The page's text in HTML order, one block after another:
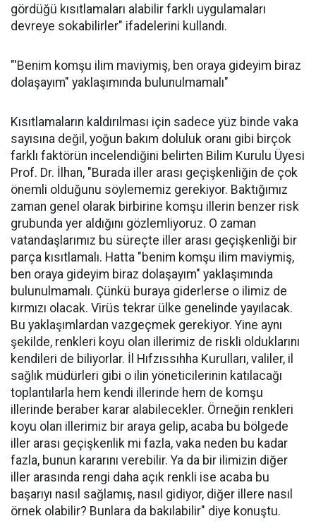
gördüğü kısıtlamaları alabilir farklı uygulamaları
devreye sokabilirler" ifadelerini kullandı.
"'Benim komşu ilim maviymiş, ben oraya gideyim biraz
dolaşayım" yaklaşımında bulunulmamalı"
Kısıtlamaların kaldırılması için sadece yüz binde vaka
sayısına değil, yoğun bakım doluluk oranı gibi birçok
farklı faktörün incelendiğini belirten Bilim Kurulu Üyesi
Prof. Dr. İlhan, "Burada iller arası geçişkenliğin de çok
önemli olduğunu söylememiz gerekiyor. Baktığımız
zaman genel olarak birbirine komşu illerin benzer risk
grubunda yer aldığını gözlemliyoruz. O zaman
vatandaşlarımız bu süreçte iller arası geçişkenliği bir
parça kısıtlamalı. Hatta "benim komşu ilim maviymiş,
ben oraya gideyim biraz dolaşayım" yaklaşımında
bulunulmamalı. Çünkü buraya giderlerse o ilimiz de
kırmızı olacak. Virüs tekrar ülke genelinde yayılacak.
Bu yaklaşımlardan vazgeçmek gerekiyor. Yine aynı
şekilde, renkleri koyu olan illerimiz de riskli olduklarını
kendileri de biliyorlar. İl Hıfzıssıhha Kurulları, valiler, il
sağlık müdürleri gibi o ilin yöneticilerinin katılacağı
toplantılarla hem kendi illerinde hem de komşu
illerinde beraber karar alabilecekler. Örneğin renkleri
koyu olan illerimiz bir araya gelip, acaba bu bölgede
iller arası geçişkenlik mi fazla, vaka neden bu kadar
fazla, bunun kararını verebilir. Ya da bir ilimizin diğer
iller arasında rengi daha açık renkli ise acaba bu
başarıyı nasıl sağlamış, nasıl gidiyor, diğer illere nasıl
örnek olabilir? Bunlara da bakılabilir" diye konuştu.